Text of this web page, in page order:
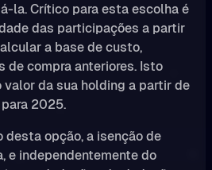
la. Crítico para esta escolha é
das participações a partir
a base de custo,
de compra anteriores. Isto
da sua holding a partir de
2025.
desta opção, a isenção de
e independentemente do